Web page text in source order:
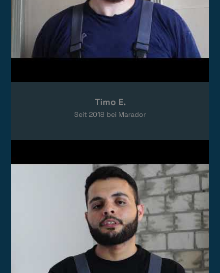
Das Video wird von YouTube eingebettet.
Datenschutzerklärungenvon Google.
Timo E.
Seit 2018 bei Marador